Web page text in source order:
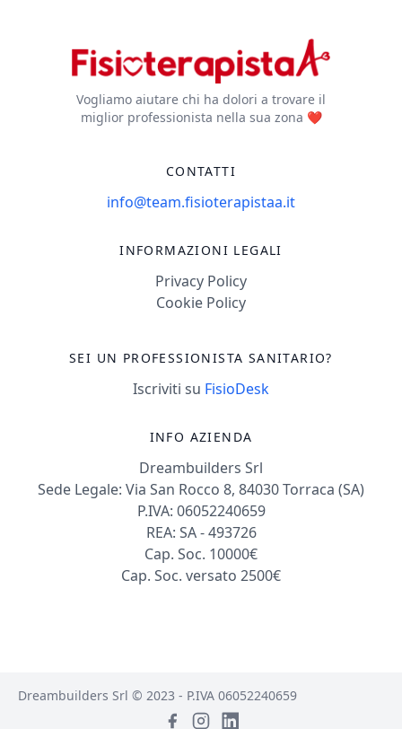
Vogliamo aiutare chi ha dolori a trovare il
miglior professionista nella sua zona ❤️
CONTATTI
info@team.fisioterapistaa.it
INFORMAZIONI LEGALI
Privacy Policy
Cookie Policy
SEI UN PROFESSIONISTA SANITARIO?
Iscriviti su FisioDesk
INFO AZIENDA
Dreambuilders Srl
Sede Legale: Via San Rocco 8, 84030 Torraca (SA)
P.IVA: 06052240659
REA: SA - 493726
Cap. Soc. 10000€
Cap. Soc. versato 2500€
Dreambuilders Srl © 2023 - P.IVA 06052240659